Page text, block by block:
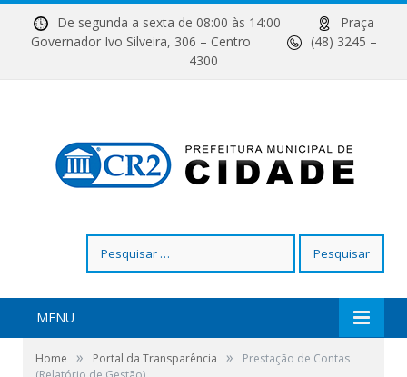
De segunda a sexta de 08:00 às 14:00
Praça
Governador Ivo Silveira, 306 – Centro
(48) 3245 –
4300
por:
MENU
Home » Portal da Transparência »
Prestação de Contas